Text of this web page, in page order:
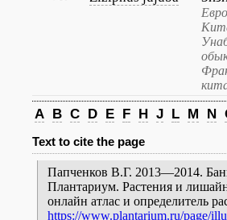
A B C D E F H J L M N
Text to cite the page
Папченков В.Г. 2013—2014.
Плантариум. Растения и
онлайн атлас и определитель
https://www.plantarium.ru/page/